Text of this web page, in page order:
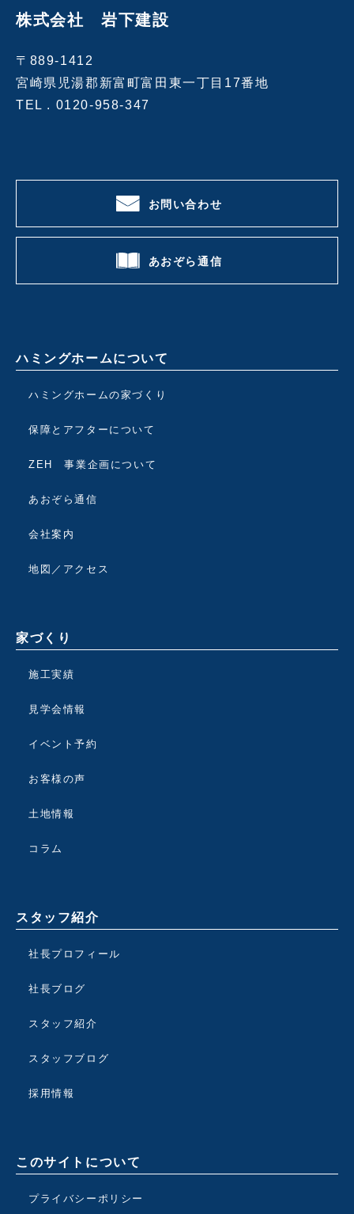
株式会社 岩下建設
〒889-1412
宮崎県児湯郡新富町富田東一丁目17番地
TEL . 0120-958-347
お問い合わせ
あおぞら通信
ハミングホームについて
ハミングホームの家づくり
保障とアフターについて
ZEH 事業企画について
あおぞら通信
会社案内
地図／アクセス
家づくり
施工実績
見学会情報
イベント予約
お客様の声
土地情報
コラム
スタッフ紹介
社長プロフィール
社長ブログ
スタッフ紹介
スタッフブログ
採用情報
このサイトについて
プライバシーポリシー